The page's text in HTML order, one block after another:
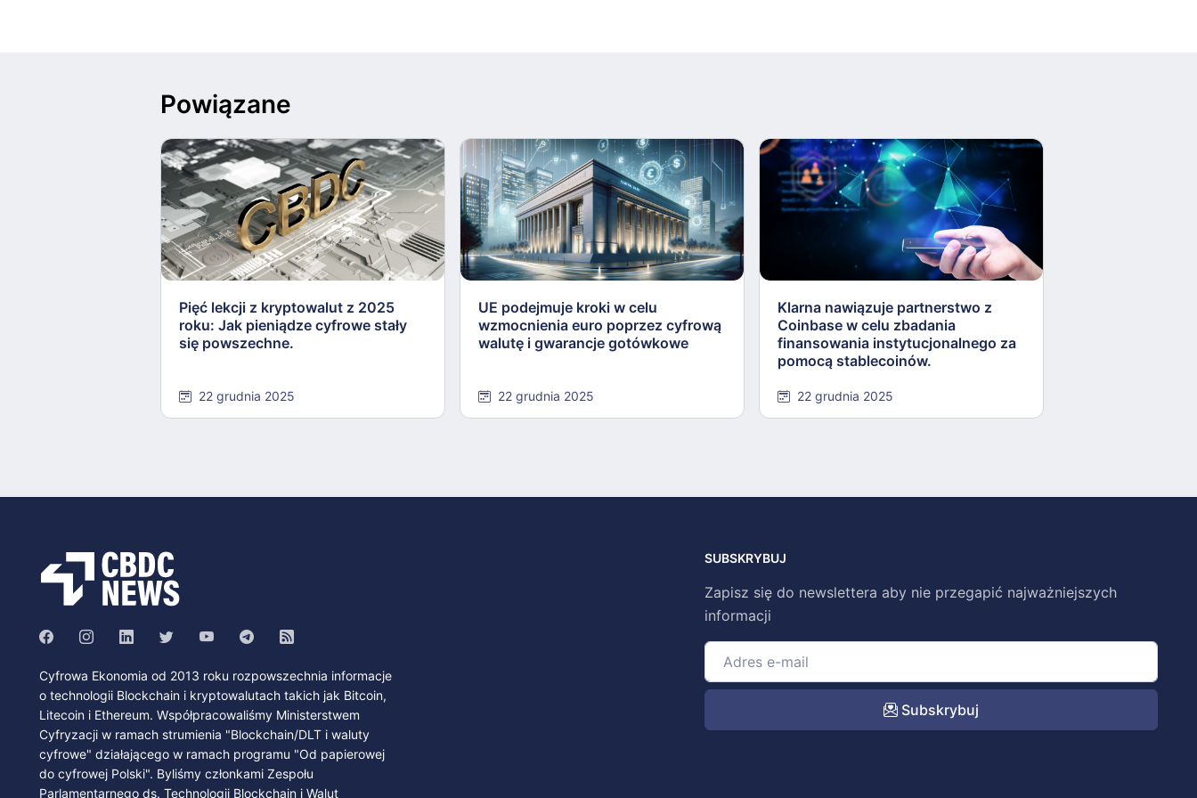
Powiązane
Pięć lekcji z kryptowalut z 2025
roku: Jak pieniądze cyfrowe stały
się powszechne.
22 grudnia 2025
UE podejmuje kroki w celu
wzmocnienia euro poprzez cyfrową
walutę i gwarancje gotówkowe
22 grudnia 2025
Klarna nawiązuje partnerstwo z
Coinbase w celu zbadania
finansowania instytucjonalnego za
pomocą stablecoinów.
22 grudnia 2025
Cyfrowa Ekonomia od 2013 roku rozpowszechnia informacje
o technologii Blockchain i kryptowalutach takich jak Bitcoin,
Litecoin i Ethereum. Współpracowaliśmy Ministerstwem
Cyfryzacji w ramach strumienia "Blockchain/DLT i waluty
cyfrowe" działającego w ramach programu "Od papierowej
do cyfrowej Polski". Byliśmy członkami Zespołu
Parlamentarnego ds. Technologii Blockchain i Walut
SUBSKRYBUJ
Zapisz się do newslettera aby nie przegapić najważniejszych
informacji
Subskrybuj